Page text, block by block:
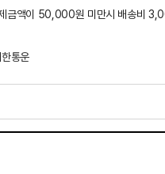
금액이 50,000원 미만시 배송비
통운